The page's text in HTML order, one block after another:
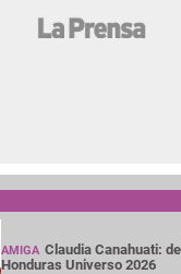
AMIGA Claudia Canahuati:
Honduras Universo 2026